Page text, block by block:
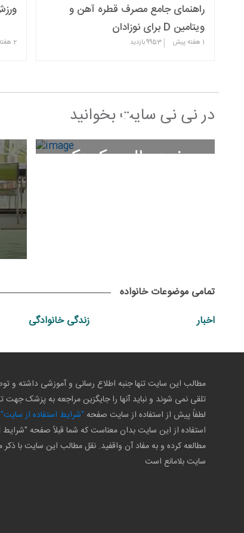
راهنمای جامع مصرف قطره آهن و
ویتامین D برای نوزادان
1 هفته پیش |
9953بازدید 2 هفته پیش
در نی نی سایت بخوانید
خردسال و کودک
تمامی موضوعات خانواده
اخبار
زندگی خانوادگی
مطالب این سایت تنها جنبه اطلاع رسانی و آموزشی داشته
تلقی نمی شوند و نباید آنها را جایگزین مراجعه به پزشک
لطفاً پیش از استفاده از سایت صفحه "شرایط استفاده از سایت"
استفاده از این سایت بدان معناست که شما قبلاً صفحه "شرایط
مطالعه کرده و به مفاد آن واقفید. نقل مطالب این سایت با ذکر
سایت بلامانع است